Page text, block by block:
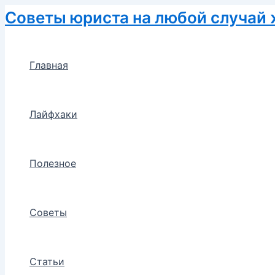
Перейти
к
Советы юриста на любой случай
Главная
Лайфхаки
Полезное
Советы
Статьи